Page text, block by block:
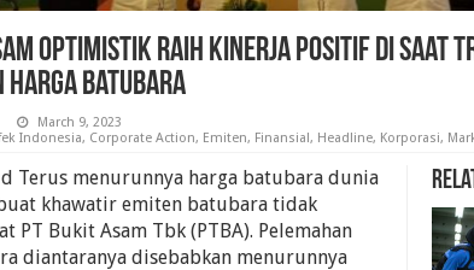
Optimistik Raih Kinerja Positif Di Saat
Harga Batubara
March 9, 2023
Indonesia, Corporate Action, Emiten, Finansial, Headline, Korporasi,
Terus menurunnya harga batubara dunia
khawatir emiten batubara tidak
PT Bukit Asam Tbk (PTBA). Pelemahan
diantaranya disebabkan menurunnya